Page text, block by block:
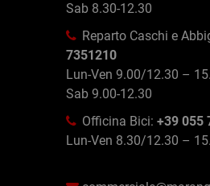
Sab 8.30-12.30
Reparto Caschi e
7351210
Lun-Ven 9.00/12.30 –
Sab 9.00-12.30
Officina Bici: +39 055
Lun-Ven 8.30/12.30 –